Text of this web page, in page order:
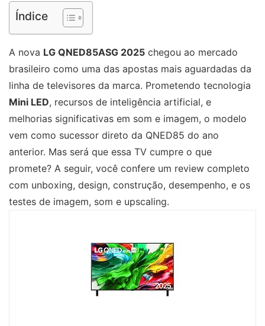
Índice
A nova LG QNED85ASG 2025 chegou ao mercado
brasileiro como uma das apostas mais aguardadas da
linha de televisores da marca. Prometendo tecnologia
Mini LED, recursos de inteligência artificial, e
melhorias significativas em som e imagem, o modelo
vem como sucessor direto da QNED85 do ano
anterior. Mas será que essa TV cumpre o que
promete? A seguir, você confere um review completo
com unboxing, design, construção, desempenho, e os
testes de imagem, som e upscaling.